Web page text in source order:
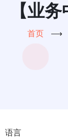
【业
首页 ⟶
语言